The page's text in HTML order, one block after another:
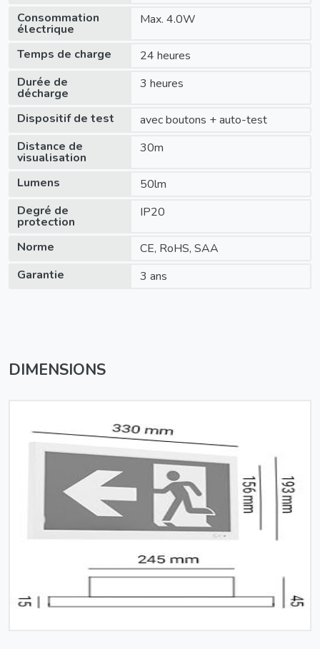
Consommation
électrique
Max. 4.0W
Temps de charge
24 heures
Durée de
décharge
3 heures
Dispositif de test
avec boutons + auto-test
Distance de
visualisation
30m
Lumens
50lm
Degré de
protection
IP20
Norme
CE, RoHS, SAA
Garantie
3 ans
DIMENSIONS